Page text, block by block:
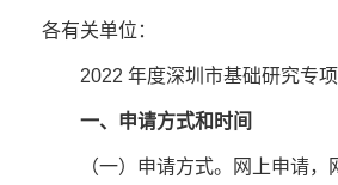
各有关单位：
2022 年度深圳市基础研究专项
一、申请方式和时间
（一）申请方式。网上申请，网